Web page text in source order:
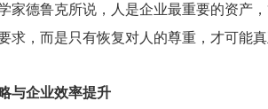
家德鲁克所说，人是企业最重要的资产
求，而是只有恢复对人的尊重，才可能
与企业效率提升